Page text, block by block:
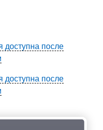
доступна после
доступна после